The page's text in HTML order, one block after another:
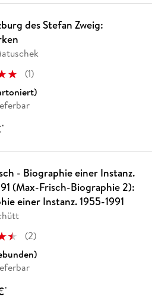
des Stefan Zweig:
(1)
*
- Biographie einer Instanz.
(Max-Frisch-Biographie 2):
einer Instanz. 1955-1991
(2)
*